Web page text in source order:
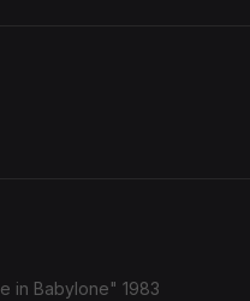
in Babylone" 1983